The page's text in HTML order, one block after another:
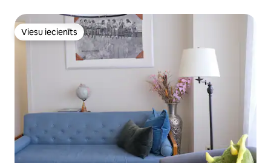
Viesu iecienīts
Viesu iecienīts